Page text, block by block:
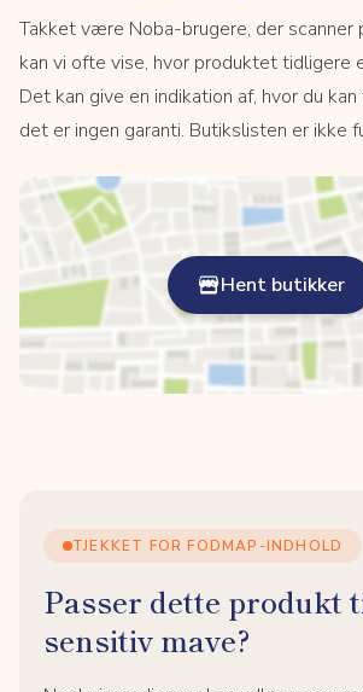
Takket være Noba-brugere, der scanner
kan vi ofte vise, hvor produktet tidligere
Det kan give en indikation af, hvor du
det er ingen garanti. Butikslisten er ikke
Hent butikker
TJEKKET FOR FODMAP-INDHOLD
Passer dette produkt
sensitiv mave?